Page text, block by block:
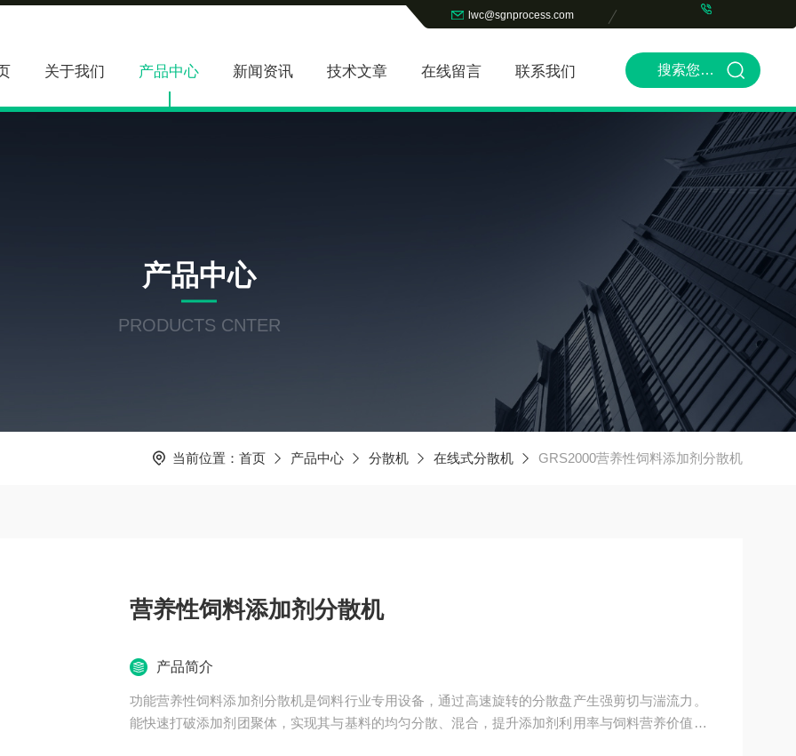
lwc@sgnprocess.com
关于我们 产品中心 新闻资讯 技术文章 在线留言 联系我们
产品中心
PRODUCTS CNTER
当前位置： 首页 产品中心 分散机 在线式分散机 GRS2000营养性饲料添加剂分散机
营养性饲料添加剂分散机
产品简介
功能营养性饲料添加剂分散机是饲料行业专用设备，通过高速旋转的分散盘产生强剪切与湍流力。
能快速打破添加剂团聚体，实现其与基料的均匀分散、混合，提升添加剂利用率与饲料营养价值。